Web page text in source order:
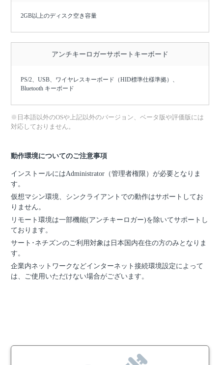
2GB以上のディスク空き容量
アンチキーロガーサポートキーボード
PS/2、USB、ワイヤレスキーボード（HID標準仕様準拠）、
Bluetooth キーボード
※日本語以外のOSや上記以外のバージョン、ベータ版や評価版には
対応しておりません。
動作環境についてのご注意事項
インストールにはAdministrator（管理者権限）が必要となりま
す。
仮想マシン環境、シンクライアントでの動作はサポートしてお
りません。
リモート環境は一部機能(アンチキーロガー)を除いてサポートし
ております。
サート･ネチズンのご利用対象は日本国内在住の方のみとなりま
す。
企業内ネットワークなどインターネット接続環境設定によって
は、ご使用いただけない場合がございます。